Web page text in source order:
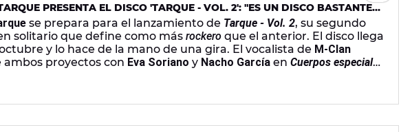
PRESENTA EL DISCO 'TARQUE - VOL. 2': "ES UN DISCO BASTANTE
PARA ESTOS TIEMPOS"
se prepara para el lanzamiento de Tarque - Vol. 2, su segundo
solitario que define como más rockero que el anterior. El disco llega
y lo hace de la mano de una gira. El vocalista de M-Clan
ambos proyectos con Eva Soriano y Nacho García en Cuerpos especiales